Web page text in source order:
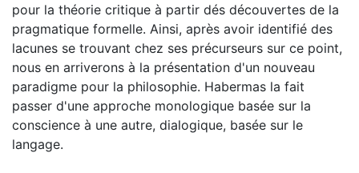
pour la théorie critique à partir dés découvertes de la
pragmatique formelle. Ainsi, après avoir identifié des
lacunes se trouvant chez ses précurseurs sur ce point,
nous en arriverons à la présentation d'un nouveau
paradigme pour la philosophie. Habermas la fait
passer d'une approche monologique basée sur la
conscience à une autre, dialogique, basée sur le
langage.